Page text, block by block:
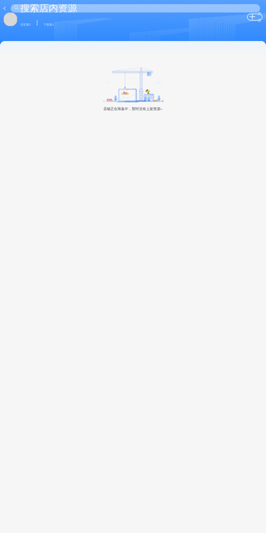
浏览量0 下载量0
关
注
店铺正在筹备中，暂时没有上架资源~